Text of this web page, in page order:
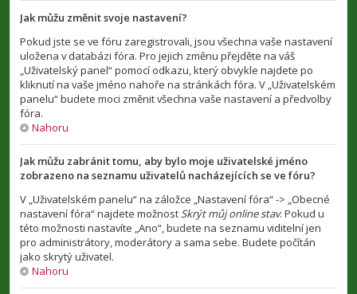
Jak můžu změnit svoje nastavení?
Pokud jste se ve fóru zaregistrovali, jsou všechna vaše nastavení
uložena v databázi fóra. Pro jejich změnu přejděte na váš
„Uživatelský panel“ pomocí odkazu, který obvykle najdete po
kliknutí na vaše jméno nahoře na stránkách fóra. V „Uživatelském
panelu“ budete moci změnit všechna vaše nastavení a předvolby
fóra.
Nahoru
Jak můžu zabránit tomu, aby bylo moje uživatelské jméno
zobrazeno na seznamu uživatelů nacházejících se ve fóru?
V „Uživatelském panelu“ na záložce „Nastavení fóra“ -> „Obecné
nastavení fóra“ najdete možnostSkrýt můj online stav. Pokud u
této možnosti nastavíte „Ano“, budete na seznamu viditelní jen
pro administrátory, moderátory a sama sebe. Budete počítán
jako skrytý uživatel.
Nahoru